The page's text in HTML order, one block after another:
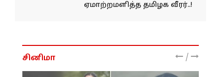
ஏமாற்றமளித்த தமிழக வீரர்..!
சினிமா /